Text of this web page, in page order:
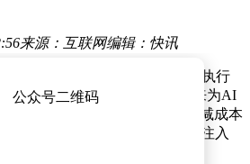
来源：互联网编辑：快讯
布了一项重大战略调整，首席执行
录中透露，公司计划通过裁员来为AI
备资金。这一决策并非出于削减成本
，而是希望将节省的资源重新注入
争力。